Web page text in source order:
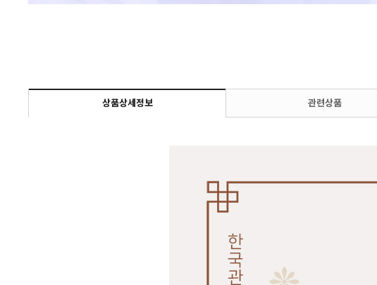
상품상세정보 관련상품